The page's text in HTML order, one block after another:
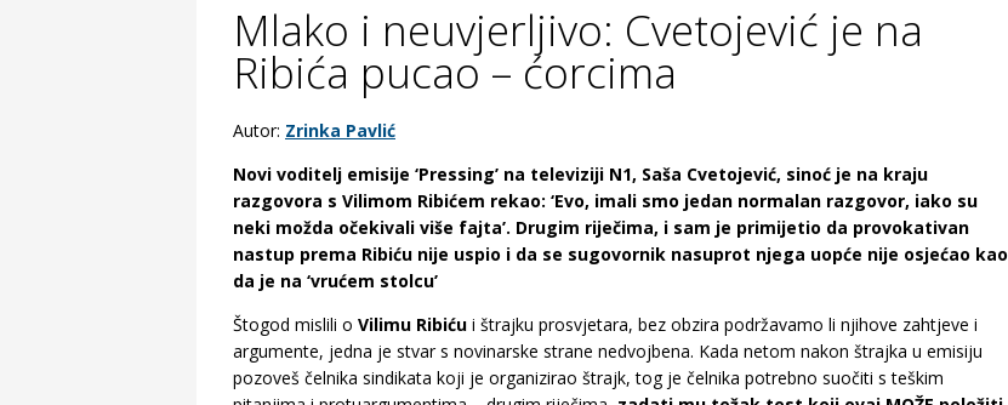
Mlako i neuvjerljivo: Cvetojević je na
Ribića pucao – ćorcima
Autor: Zrinka Pavlić
Novi voditelj emisije ‘Pressing’ na televiziji N1, Saša Cvetojević, sinoć je na kraju
razgovora s Vilimom Ribićem rekao: ‘Evo, imali smo jedan normalan razgovor, iako su
neki možda očekivali više fajta’. Drugim riječima, i sam je primijetio da provokativan
nastup prema Ribiću nije uspio i da se sugovornik nasuprot njega uopće nije osjećao kao
da je na ‘vrućem stolcu’
Štogod mislili o Vilimu Ribiću i štrajku prosvjetara, bez obzira podržavamo li njihove zahtjeve i
argumente, jedna je stvar s novinarske strane nedvojbena. Kada netom nakon štrajka u emisiju
pozoveš čelnika sindikata koji je organizirao štrajk, tog je čelnika potrebno suočiti s teškim